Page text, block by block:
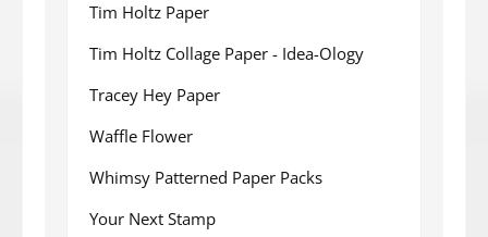
Tim Holtz Paper
Tim Holtz Collage Paper - Idea-Ology
Tracey Hey Paper
Waffle Flower
Whimsy Patterned Paper Packs
Your Next Stamp